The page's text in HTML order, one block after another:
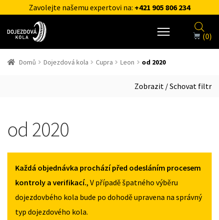
Zavolejte našemu expertovi na: +421 905 806 234
(0)
Domů Dojezdová kola Cupra Leon od 2020
Zobrazit / Schovat filtr
od 2020
Každá objednávka prochází před odesláním procesem
kontroly a verifikací., V případě špatného výběru
dojezdovbého kola bude po dohodě upravena na správný
typ dojezdového kola.